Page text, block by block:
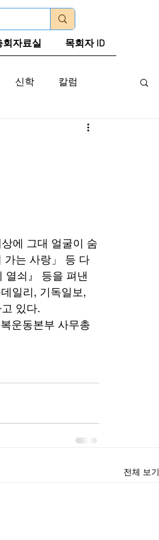
회자료실 목회자 ID
신학 칼럼
에 그대 얼굴이 숨
가는 사랑」 등 다
열쇠』 등을 펴낸
일리, 기독일보,
있다.
운동본부 사무총
전체 보기